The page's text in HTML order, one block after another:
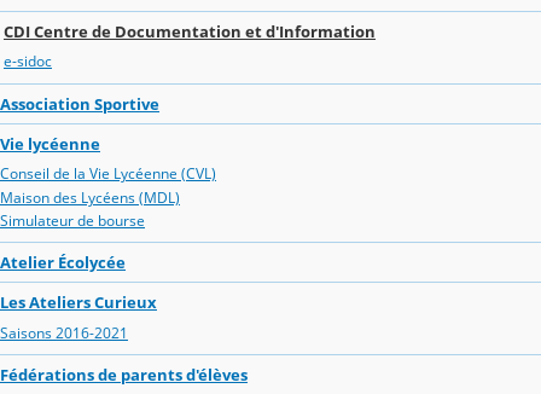
CDI Centre de Documentation et d'Information
e-sidoc
Association Sportive
Vie lycéenne
Conseil de la Vie Lycéenne (CVL)
Maison des Lycéens (MDL)
Simulateur de bourse
Atelier Écolycée
Les Ateliers Curieux
Saisons 2016-2021
Fédérations de parents d'élèves